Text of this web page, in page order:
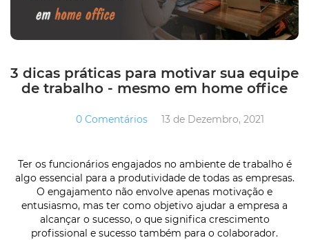
3 dicas práticas para motivar sua equipe
de trabalho - mesmo em home office
0 Comentários 13 de Dezembro, 2021
Ter os funcionários engajados no ambiente de trabalho é
algo essencial para a produtividade de todas as empresas.
O engajamento não envolve apenas motivação e
entusiasmo, mas ter como objetivo ajudar a empresa a
alcançar o sucesso, o que significa crescimento
profissional e sucesso também para o colaborador.